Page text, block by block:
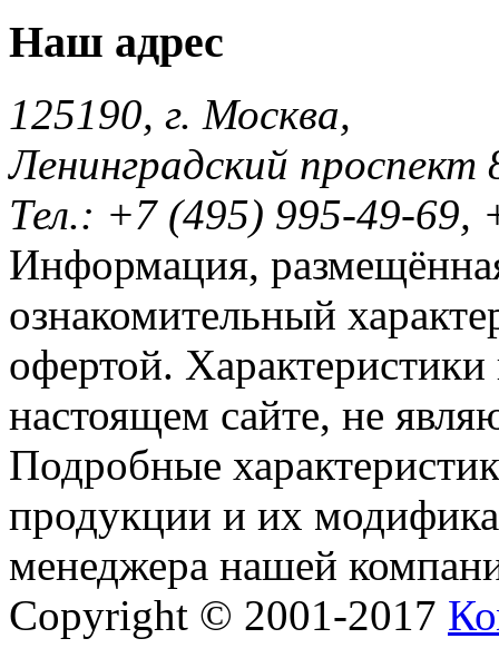
Наш адрес
125190, г. Москва,
Ленинградский проспект
Тел.: +7 (495) 995-49-69,
Информация,
ознакомительный
офертой.
настоящем сайте, не
Подробные
продукции и их
менеджера нашей
Copyright © 2001-2017